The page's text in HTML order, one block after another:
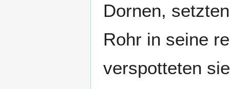
Dornen,
Rohr in seine
verspotteten